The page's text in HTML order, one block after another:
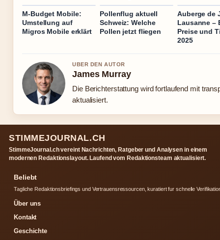
M-Budget Mobile:
Umstellung auf
Migros Mobile erklärt
Pollenflug aktuell
Schweiz: Welche
Pollen jetzt fliegen
Auberge de
Lausanne –
Preise und
2025
UBER DEN AUTOR
James Murray
Die Berichterstattung wird fortlaufend mit
aktualisiert.
STIMMEJOURNAL.CH
StimmeJournal.ch vereint Nachrichten, Ratgeber und Analysen in einem
modernen Redaktionslayout. Laufend vom Redaktionsteam aktualisiert.
Beliebt
Tagliche Redaktionsbriefings und Vertrauensressourcen, kuratiert fur schnelle
Über uns
Kontakt
Geschichte